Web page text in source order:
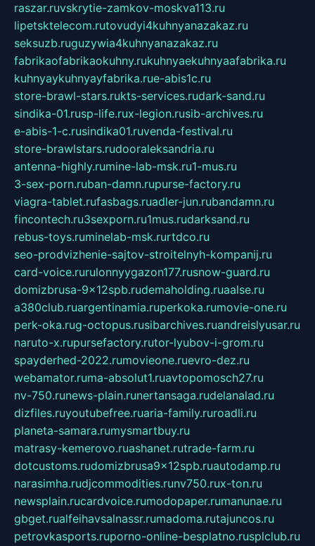
raszar.ruvskrytie-zamkov-moskva113.ru
lipetsktelecom.rutovudyi4kuhnyanazakaz.ru
seksuzb.ruguzywia4kuhnyanazakaz.ru
fabrikaofabrikaokuhny.rukuhnyaekuhnyaafabrika.ru
kuhnyaykuhnyayfabrika.rue-abis1c.ru
store-brawl-stars.rukts-services.rudark-sand.ru
sindika-01.rusp-life.rux-legion.rusib-archives.ru
e-abis-1-c.rusindika01.ruvenda-festival.ru
store-brawlstars.rudooraleksandria.ru
antenna-highly.rumine-lab-msk.ru1-mus.ru
3-sex-porn.ruban-damn.rupurse-factory.ru
viagra-tablet.rufasbags.ruadler-jun.rubandamn.ru
fincontech.ru3sexporn.ru1mus.rudarksand.ru
rebus-toys.ruminelab-msk.rurtdco.ru
seo-prodvizhenie-sajtov-stroitelnyh-kompanij.ru
card-voice.rurulonnyygazon177.rusnow-guard.ru
domizbrusa-9x12spb.rudemaholding.ruaalse.ru
a380club.ruargentinamia.ruperkoka.rumovie-one.ru
perk-oka.rug-octopus.rusibarchives.ruandreislyusar.ru
naruto-x.rupursefactory.rutor-lyubov-i-grom.ru
spayderhed-2022.rumovieone.ruevro-dez.ru
webamator.ruma-absolut1.ruavtopomosch27.ru
nv-750.runews-plain.runertansaga.rudelanalad.ru
dizfiles.ruyoutubefree.ruaria-family.ruroadli.ru
planeta-samara.rumysmartbuy.ru
matrasy-kemerovo.ruashanet.rutrade-farm.ru
dotcustoms.rudomizbrusa9x12spb.ruautodamp.ru
narasimha.rudjcommodities.runv750.rux-ton.ru
newsplain.rucardvoice.rumodopaper.rumanunae.ru
gbget.rualfeihavsalnassr.rumadoma.rutajuncos.ru
petrovkasports.ruporno-online-besplatno.rusplclub.ru